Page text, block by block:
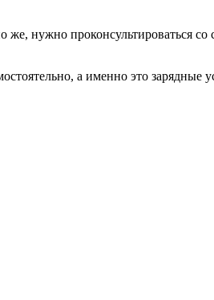
нужно проконсультироваться
а именно это зарядные